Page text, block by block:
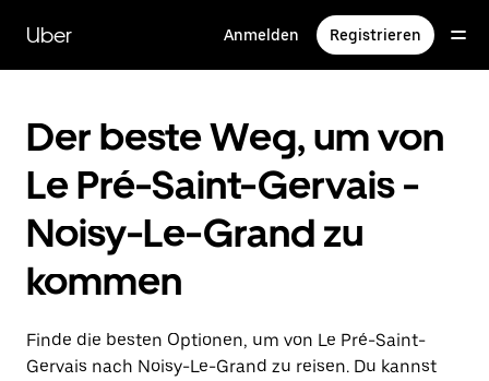
zum
Hauptinhalt
Uber Anmelden Registrieren
Der beste Weg, um von
Le Pré-Saint-Gervais -
Noisy-Le-Grand zu
kommen
Finde die besten Optionen, um von Le Pré-Saint-
Gervais nach Noisy-Le-Grand zu reisen. Du kannst